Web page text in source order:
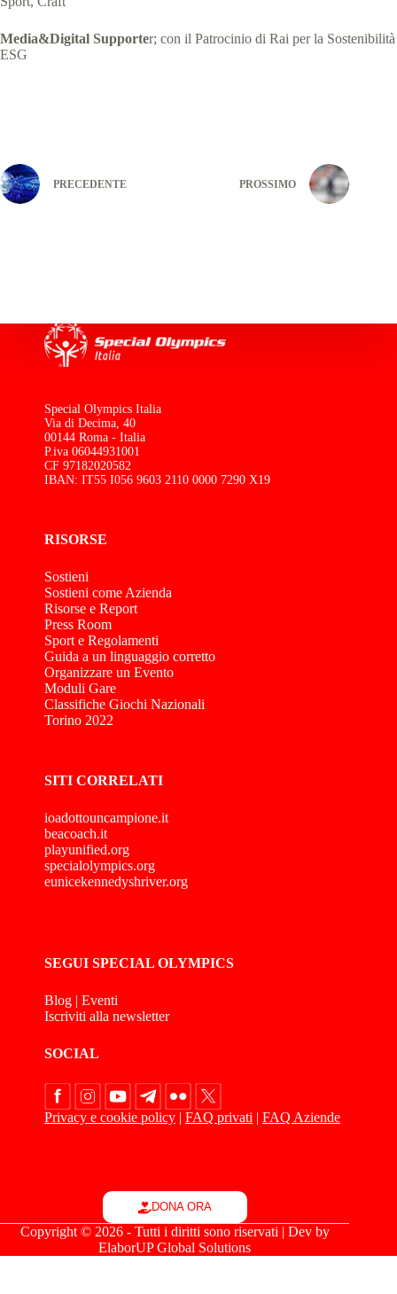
Media&Digital Supporter; con il Patrocinio di Rai per la Sostenibilità
ESG
PRECEDENTE PROSSIMO
Special Olympics Italia
Via di Decima, 40
00144 Roma - Italia
P.iva 06044931001
CF 97182020582
IBAN: IT55 I056 9603 2110 0000 7290 X19
RISORSE
Sostieni
Sostieni come Azienda
Risorse e Report
Press Room
Sport e Regolamenti
Guida a un linguaggio corretto
Organizzare un Evento
Moduli Gare
Classifiche Giochi Nazionali
Torino 2022
SITI CORRELATI
ioadottouncampione.it
beacoach.it
playunified.org
specialolympics.org
eunicekennedyshriver.org
SEGUI SPECIAL OLYMPICS
Blog | Eventi
Iscriviti alla newsletter
SOCIAL
Privacy e cookie policy | FAQ privati | FAQ Aziende
DONA ORA
Copyright © 2026 - Tutti i diritti sono riservati | Dev by
ElaborUP Global Solutions